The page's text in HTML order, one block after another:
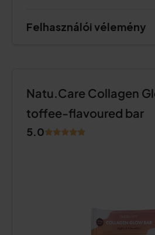
Felhasználói vélemény
Natu.Care Collagen
toffee-flavoured bar
5.0